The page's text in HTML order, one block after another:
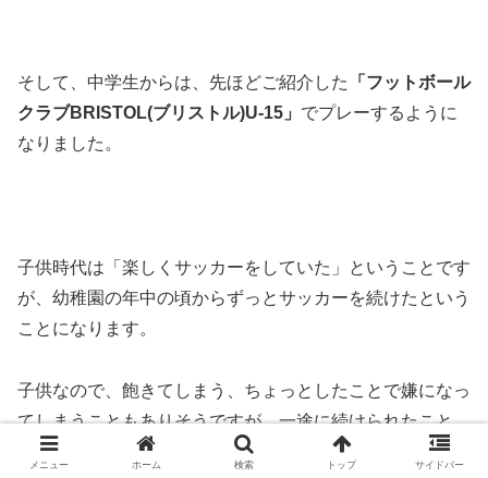
そして、中学生からは、先ほどご紹介した
「フットボール
クラブBRISTOL(ブリストル)U-15」 でプレーするように
なりました。
子供時代は「楽しくサッカーをしていた」ということです
が、幼稚園の年中の頃からずっとサッカーを続けたという
ことになります。
子供なので、飽きてしまう、ちょっとしたことで嫌になっ
てしまうこともありそうですが、一途に続けられたこと。
メニュー ホーム 検索 トップ サイドバー